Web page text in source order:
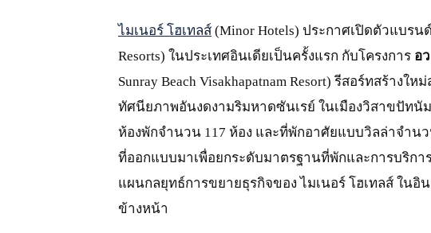
ไมเนอร์ โฮเทลส์ (Minor Hotels) ประกาศเปิดตัวแบรนด์
Resorts) ในประเทศอินเดียเป็นครั้งแรก กับโครงการ อ
Sunray Beach Visakhapatnam Resort) รีสอร์ทสร้าง
ทัศนียภาพอันงดงามริมหาดซันเรย์ ในเมืองวิสาขปัทนั
ห้องพักจำนวน 117 ห้อง และที่พักอาศัยแบบวิลล่าจำน
ที่ออกแบบมาเพื่อยกระดับมาตรฐานที่พักและการบริก
แผนกลยุทธ์การขยายธุรกิจของ ไมเนอร์ โฮเทลส์ ในอิ
ข้างหน้า